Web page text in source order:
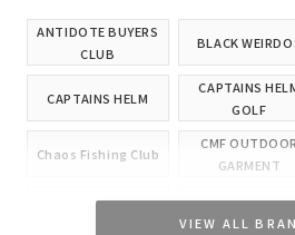
ANTIDOTE BUYERS
CLUB
BLACK
CAPTAINS HELM
CAPTAINS
GOLF
Chaos Fishing Club
CMF OUTDOOR
GARMENT
VIEW ALL